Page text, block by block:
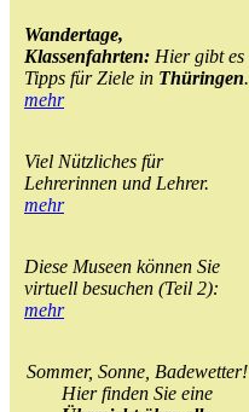
Wandertage,
Klassenfahrten: Hier gibt es
Tipps für Ziele in Thüringen.
mehr
Viel Nützliches für
Lehrerinnen und Lehrer.
mehr
Diese Museen können Sie
virtuell besuchen (Teil 2):
mehr
Sommer, Sonne, Badewetter!
Hier finden Sie eine